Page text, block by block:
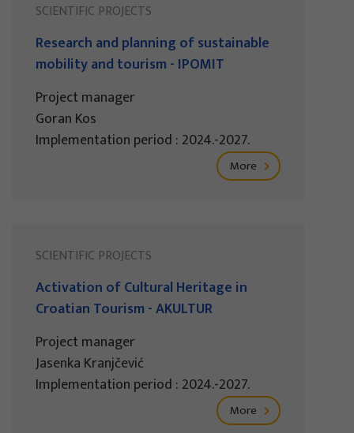
SCIENTIFIC PROJECTS
Research and planning of sustainable
mobility and tourism - IPOMIT
Project manager
Goran Kos
Implementation period : 2024.-2027.
More
SCIENTIFIC PROJECTS
Activation of Cultural Heritage in
Croatian Tourism - AKULTUR
Project manager
Jasenka Kranjčević
Implementation period : 2024.-2027.
More